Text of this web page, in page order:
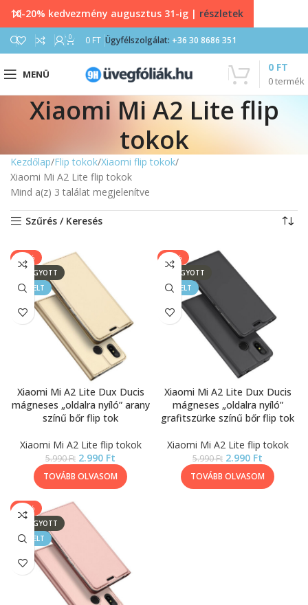
0 0 FT Ügyfélszolgálat: +36 30 8686 351
MENÜ
0termék
0 FT
Xiaomi Mi A2 Lite flip
tokok
Kezdőlap Flip tokok Xiaomi flip tokok
Xiaomi Mi A2 Lite flip tokok
Mind a(z) 3 találat megjelenítve
Szűrés / Keresés
-50%
ELFOGYOTT
KIEMELT
Xiaomi Mi A2 Lite Dux Ducis
mágneses „oldalra nyíló” arany
színű bőr flip tok
Xiaomi Mi A2 Lite flip tokok
5.990Ft 2.990 Ft
TOVÁBB OLVASOM
-50%
ELFOGYOTT
KIEMELT
Xiaomi Mi A2 Lite Dux Ducis
mágneses „oldalra nyíló”
grafitszürke színű bőr flip tok
Xiaomi Mi A2 Lite flip tokok
5.990Ft 2.990 Ft
TOVÁBB OLVASOM
-50%
ELFOGYOTT
KIEMELT
10-20% kedvezmény augusztus 31-ig | részletek